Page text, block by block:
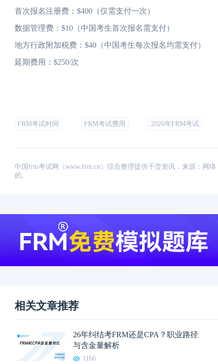
首次报名注册费：$400（仅需支付一次）
数据管理费：$10（中国考生首次报名需支付）
地方行政附加税费：$40（中国考生每次报名均需支付）
延期费用：$250/次
FRM考试时间 FRM考试费用 2026年FRM考试
中国frm考试网（www.frm.cn）综合整理提供干货资讯，来源：网
的。
相关文章推荐
26年纠结考FRM还是CPA？职业路径
与含金量解析
1166